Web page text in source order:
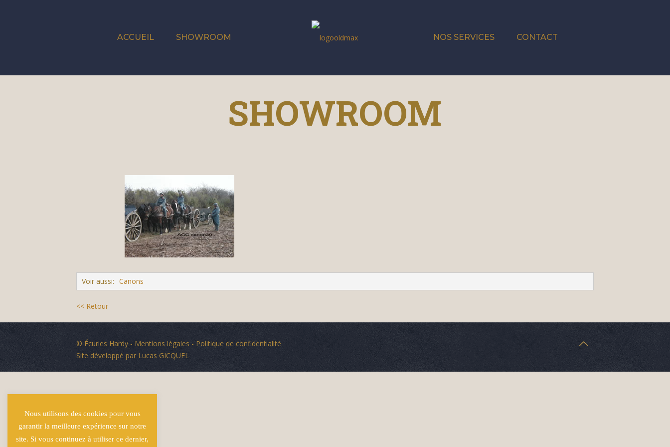
ACCUEIL SHOWROOM NOS SERVICES CONTACT
SHOWROOM
Voir aussi: Canons
<< Retour
© Écuries Hardy - Mentions légales - Politique de confidentialité
Site développé par Lucas GICQUEL
Nous utilisons des cookies pour vous
garantir la meilleure expérience sur notre
site. Si vous continuez à utiliser ce dernier,